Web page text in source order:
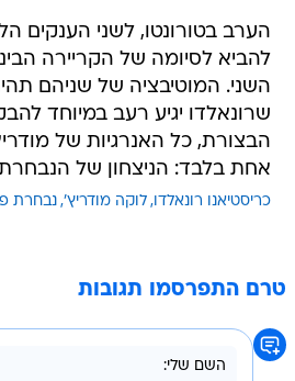
הערב בטורונטו, לשני הענקים
להביא לסיומה של הקריירה
השני. המוטיבציה של שניהם
שרונאלדו יגיע רעב במיוחד
הבצורת, כל האנרגיות של
אחת בלבד: הניצחון של
כריסטיאנו רונאלדו לוקה מודריץ' נבחרת
טרם התפרסמו תגובות